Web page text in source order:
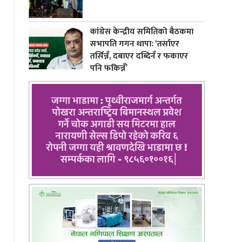
कांग्रेस केन्द्रीय समितिको बैठकमा
सभापति गगन थापा: ‘तर्साएर
तर्सिन्नँ, दबाएर दब्दिनँ र फकाएर
पनि फकिन्नँ’